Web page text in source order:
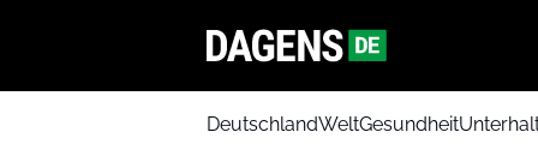
DeutschlandWeltGesundheit